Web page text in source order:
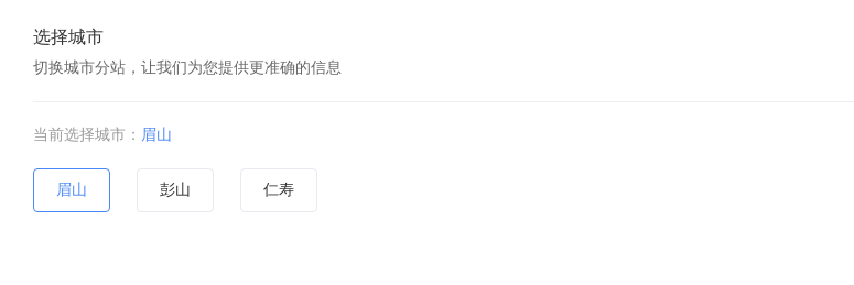
选择城市
切换城市分站，让我们为您提供更准确的信息
当前选择城市： 眉山
眉山 彭山 仁寿